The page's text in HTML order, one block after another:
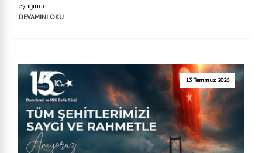
eşliğinde...
DEVAMINI OKU
13 Temmuz 2026